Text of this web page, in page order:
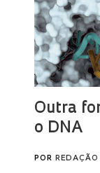
Outra
o DNA
PORREDAÇÃO